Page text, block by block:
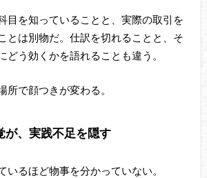
目を知っていることと、実際の取引を
とは別物だ。仕訳を切れることと、そ
どう効くかを語れることも違う。
所で顔つきが変わる。
が、実践不足を隠す
いるほど物事を分かっていない。